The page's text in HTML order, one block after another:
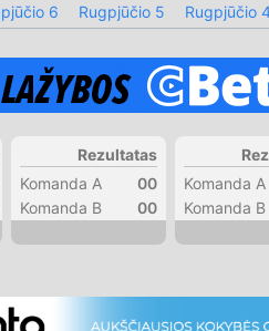
6 Rugpjūčio 5 Rugpjūčio
Rezultatas
00
Komanda A
00
Komanda B
Komanda A
Komanda B